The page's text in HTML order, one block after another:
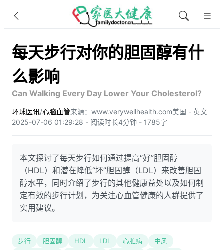
每天步行对你的胆固醇有什
么影响
Can Walking Every Day Lower Your Cholesterol?
环球医讯/心脑血管来源：www.verywellhealth.com美国 - 英文
2025-07-06 01:29:28 - 阅读时长4分钟 - 1785字
本文探讨了每天步行如何通过提高“好”胆固醇
（HDL）和潜在降低“坏”胆固醇（LDL）来改善胆固
醇水平，同时介绍了步行的其他健康益处以及如何制
定有效的步行计划，为关注心血管健康的人群提供了
实用建议。
步行 胆固醇 HDL LDL 心脏病
中风